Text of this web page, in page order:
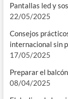
Pantallas led y
22/05/2025
Consejos
internacional sin
17/05/2025
Preparar el
08/04/2025